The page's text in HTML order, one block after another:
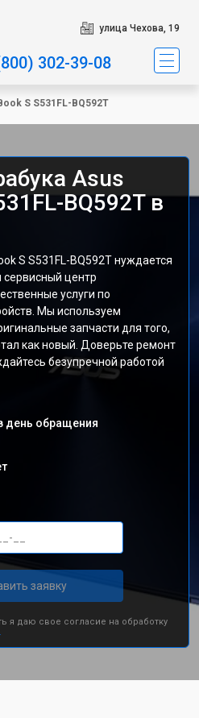
улица Чехова, 19
302-39-08
S S531FL-BQ592T
Asus
BQ592T в
S S531FL-BQ592T нуждается
сервисный центр
услуги по
Мы используем
запчасти для того,
как новый. Доверьте ремонт
безупречной работой
день обращения
заявку
я даю свое согласие на обработку